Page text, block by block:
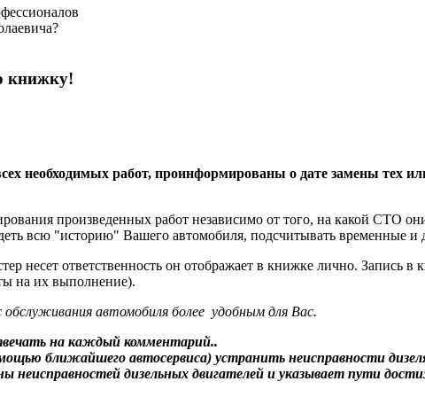
книжку!
необходимых работ, проинформированы о дате замены тех
произведенных работ независимо от того, на какой СТО
всю "историю" Вашего автомобиля, подсчитывать временные и
несет ответственность он отображает в книжке лично. Запись
на их выполнение).
автомобиля более удобным для Вас.
на каждый комментарий..
ближайшего автосервиса) устранить неисправности
неисправностей дизельных двигателей и указывает пути